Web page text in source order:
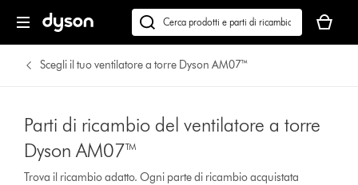
Cerca
su
dyson.it
carrello
è
Scegli il tuo ventilatore a torre Dyson AM07™
Parti di ricambio del ventilatore a torre
Dyson AM07™
Trova il ricambio adatto. Ogni parte di ricambio acquistata